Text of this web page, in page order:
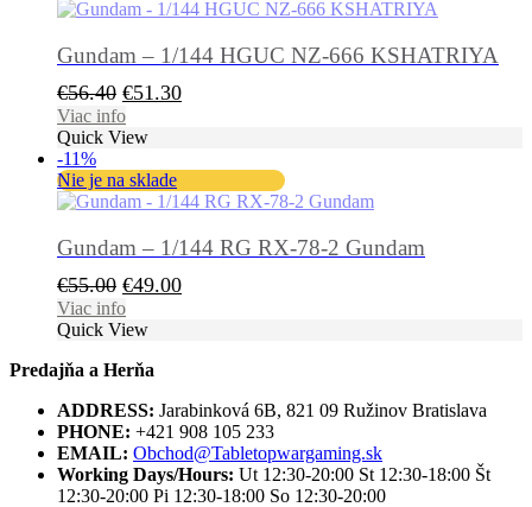
Gundam – 1/144 HGUC NZ-666 KSHATRIYA
€56.40 Pôvodná
cena
bola:
€56.40.
€51.30Aktuálna
€51.30.
Viac info
Quick View
-11%
Nie je na sklade
Gundam – 1/144 RG RX-78-2 Gundam
€55.00 Pôvodná
cena
bola:
€55.00.
€49.00Aktuálna
Viac info
Quick View
Predajňa a Herňa
ADDRESS: Jarabinková 6B, 821 09 Ružinov Bratislava
PHONE: +421 908 105 233
EMAIL: Obchod@Tabletopwargaming.sk
Working Days/Hours: Ut 12:30-20:00 St 12:30-18:00 Št
12:30-20:00 Pi 12:30-18:00 So 12:30-20:00